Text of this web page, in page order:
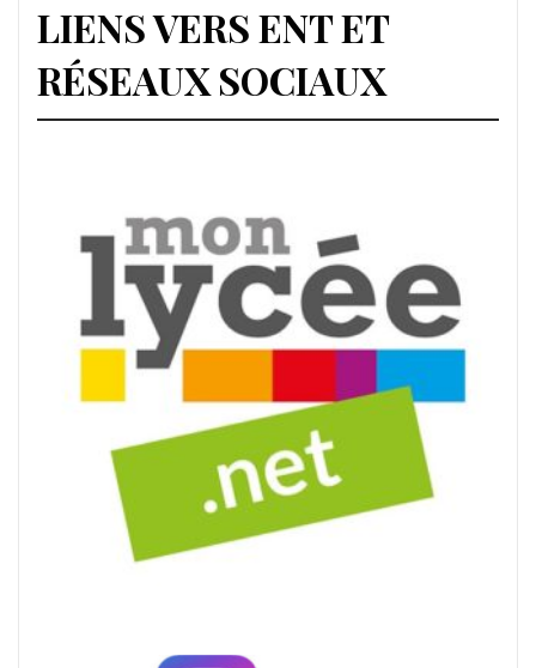
LIENS VERS ENT ET
RÉSEAUX SOCIAUX